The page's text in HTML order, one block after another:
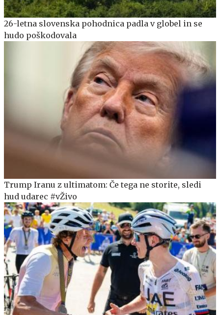
26-letna slovenska pohodnica padla v globel in se
hudo poškodovala
Trump Iranu z ultimatom: Če tega ne storite, sledi
hud udarec #vŽivo